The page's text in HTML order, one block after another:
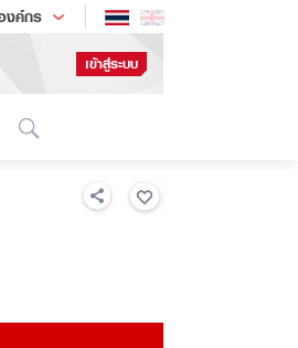
งค์กร
ทคโนโลยี
เข้าสู่ระบบ